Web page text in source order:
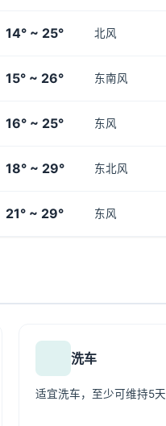
14° ~ 25° 北风
15° ~ 26° 东南风
16° ~ 25° 东风
18° ~ 29° 东北风
21° ~ 29° 东风
洗车
适宜洗车，至少可维持5天